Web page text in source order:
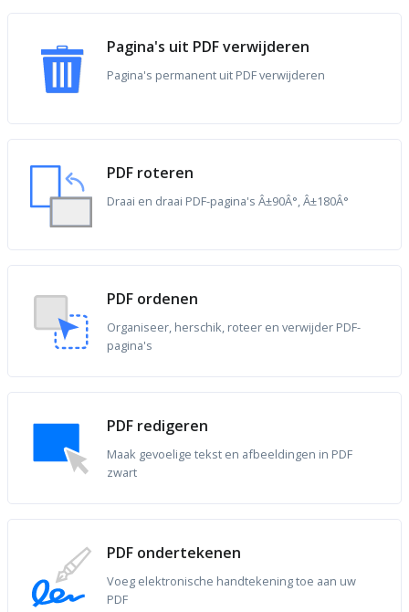
Pagina's uit PDF verwijderen
Pagina's permanent uit PDF verwijderen
PDF roteren
Draai en draai PDF-pagina's Â±90Â°, Â±180Â°
PDF ordenen
Organiseer, herschik, roteer en verwijder PDF-
pagina's
PDF redigeren
Maak gevoelige tekst en afbeeldingen in PDF
zwart
PDF ondertekenen
Voeg elektronische handtekening toe aan uw
PDF